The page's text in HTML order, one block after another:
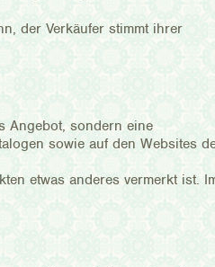
der Verkäufer stimmt ihrer
Angebot, sondern eine
sowie auf den Websites
etwas anderes vermerkt ist.